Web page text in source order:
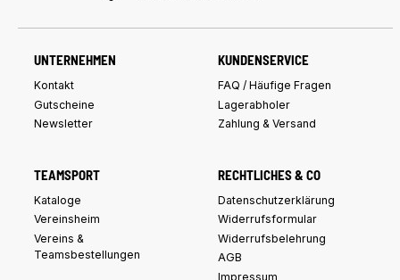
UNTERNEHMEN
Kontakt
Gutscheine
Newsletter
KUNDENSERVICE
FAQ / Häufige Fragen
Lagerabholer
Zahlung & Versand
TEAMSPORT
Kataloge
Vereinsheim
Vereins &
Teamsbestellungen
RECHTLICHES & CO
Datenschutzerklärung
Widerrufsformular
Widerrufsbelehrung
AGB
Impressum